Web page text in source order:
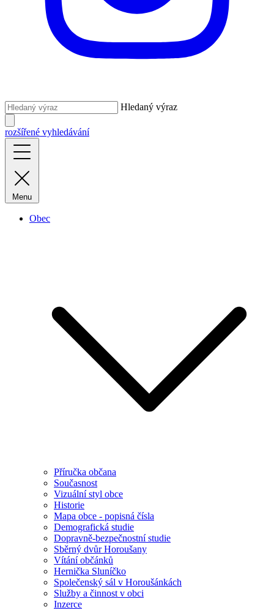
Hledaný výraz
rozšířené vyhledávání
Menu
Obec
Příručka občana
Současnost
Vizuální styl obce
Historie
Mapa obce - popisná čísla
Demografická studie
Dopravně-bezpečnostní studie
Sběrný dvůr Horoušany
Vítání občánků
Hernička Sluníčko
Společenský sál v Horoušánkách
Služby a činnost v obci
Inzerce